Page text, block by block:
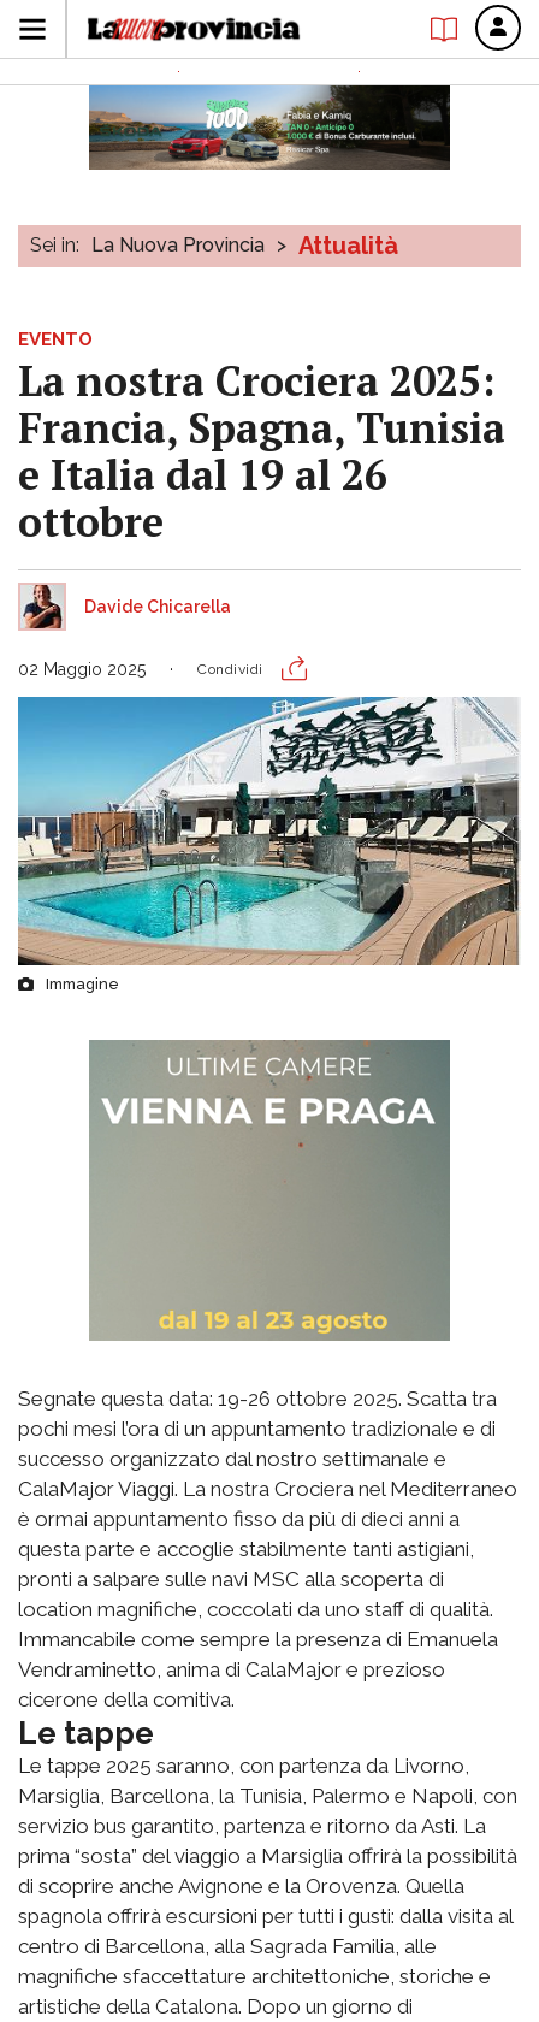
Sei in: La Nuova Provincia > Attualità
EVENTO
La nostra Crociera 2025:
Francia, Spagna, Tunisia
e Italia dal 19 al 26
ottobre
Davide Chicarella
02 Maggio 2025 Condividi
Immagine
Segnate questa data: 19-26 ottobre 2025. Scatta tra
pochi mesi l’ora di un appuntamento tradizionale e di
successo organizzato dal nostro settimanale e
CalaMajor Viaggi. La nostra Crociera nel Mediterraneo
è ormai appuntamento fisso da più di dieci anni a
questa parte e accoglie stabilmente tanti astigiani,
pronti a salpare sulle navi MSC alla scoperta di
location magnifiche, coccolati da uno staff di qualità.
Immancabile come sempre la presenza di Emanuela
Vendraminetto, anima di CalaMajor e prezioso
cicerone della comitiva.
Le tappe
Le tappe 2025 saranno, con partenza da Livorno,
Marsiglia, Barcellona, la Tunisia, Palermo e Napoli, con
servizio bus garantito, partenza e ritorno da Asti. La
prima “sosta” del viaggio a Marsiglia offrirà la possibilità
di scoprire anche Avignone e la Orovenza. Quella
spagnola offrirà escursioni per tutti i gusti: dalla visita al
centro di Barcellona, alla Sagrada Familia, alle
magnifiche sfaccettature architettoniche, storiche e
artistiche della Catalona. Dopo un giorno di